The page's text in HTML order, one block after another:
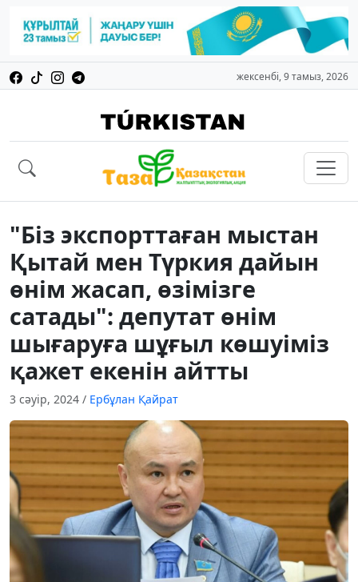
жексенбі, 9 тамыз, 2026
"Біз экспорттаған мыстан
Қытай мен Түркия дайын
өнім жасап, өзімізге
сатады": депутат өнім
шығаруға шұғыл көшуіміз
қажет екенін айтты
3 сәуір, 2024 / Ербұлан Қайрат